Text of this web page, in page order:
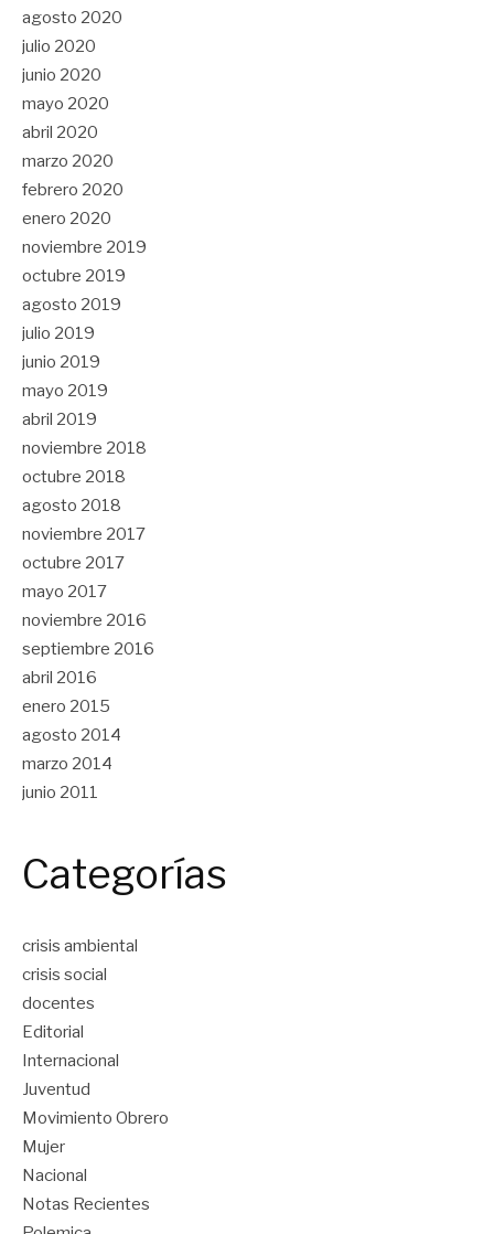
agosto 2020
julio 2020
junio 2020
mayo 2020
abril 2020
marzo 2020
febrero 2020
enero 2020
noviembre 2019
octubre 2019
agosto 2019
julio 2019
junio 2019
mayo 2019
abril 2019
noviembre 2018
octubre 2018
agosto 2018
noviembre 2017
octubre 2017
mayo 2017
noviembre 2016
septiembre 2016
abril 2016
enero 2015
agosto 2014
marzo 2014
junio 2011
Categorías
crisis ambiental
crisis social
docentes
Editorial
Internacional
Juventud
Movimiento Obrero
Mujer
Nacional
Notas Recientes